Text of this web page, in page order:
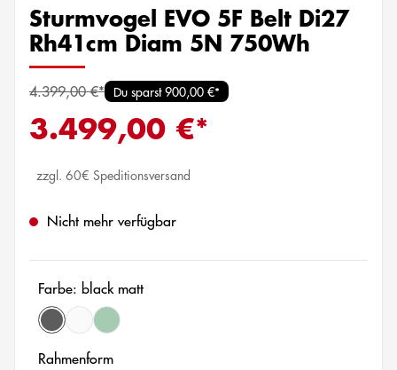
Sturmvogel EVO 5F Belt Di27
Rh41cm Diam 5N 750Wh
4.399,00 €* Du sparst 900,00 €*
3.499,00 €*
zzgl. 60€ Speditionsversand
Nicht mehr verfügbar
Farbe: black matt
black matt
whiteipad air green matt
(Diese Option ist zurzeit nicht verfügbar.)
Rahmenformauswählen